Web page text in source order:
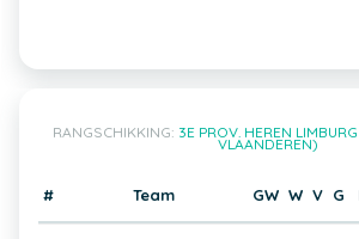
RANGSCHIKKING: 3E PROV. HEREN
VLAANDEREN)
# Team GW W V G